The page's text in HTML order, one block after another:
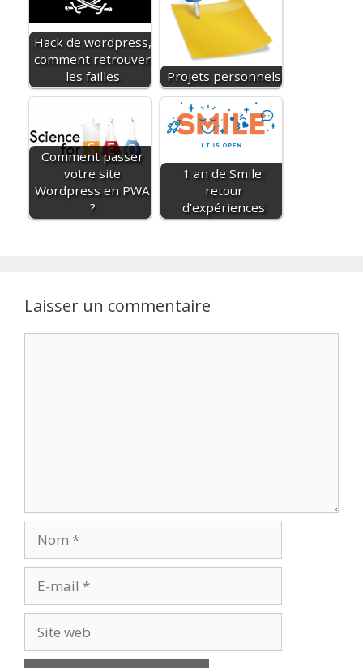
Hack de wordpress,
comment retrouver
les failles
Projets personnels
Comment passer
votre site
Wordpress en PWA
?
1 an de Smile:
retour
d'expériences
Laisser un commentaire
mail
web